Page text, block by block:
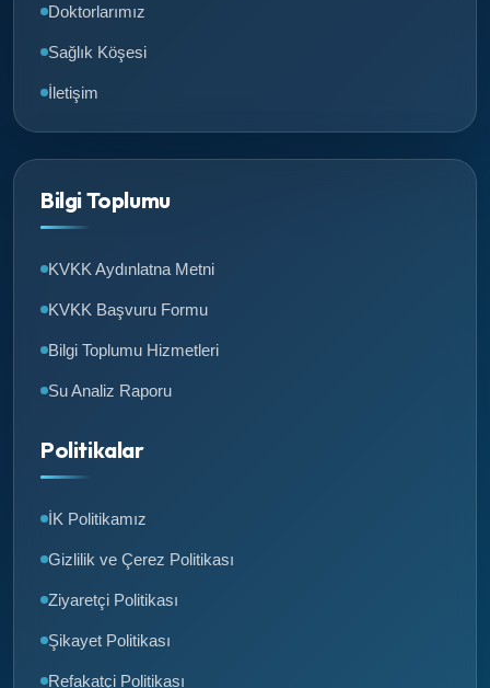
Doktorlarımız
Sağlık Köşesi
İletişim
Bilgi Toplumu
KVKK Aydınlatna Metni
KVKK Başvuru Formu
Bilgi Toplumu Hizmetleri
Su Analiz Raporu
Politikalar
İK Politikamız
Gizlilik ve Çerez Politikası
Ziyaretçi Politikası
Şikayet Politikası
Refakatçi Politikası